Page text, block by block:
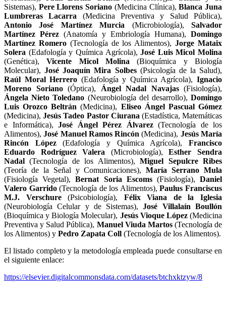
Sistemas), Pere Llorens Soriano (Medicina Clínica),Blanca Juna
Lumbreras Lacarra (Medicina Preventiva y Salud Pública),
Antonio José Martínez Murcia (Microbiología),Salvador
Martínez Pérez (Anatomía y Embriología Humana), Domingo
Martínez Romero(Tecnología de los Alimentos),Jorge Mataix
Solera (Edafología y Química Agrícola),José Luis Micol Molina
(Genética),Vicente Micol Molina (Bioquímica y Biología
Molecular),José Joaquín Mira Solbes(Psicología de la Salud),
Raúl Moral Herrero (Edafología y Química Agrícola),Ignacio
Moreno Soriano(Óptica), Ángel Nadal Navajas(Fisiología),
Ángela Nieto Toledano (Neurobiología del desarrollo),Domingo
Luis Orozco Beltrán (Medicina), Eliseo Ángel Pascual Gómez
(Medicina),Jesús Tadeo Pastor Ciurana (Estadística, Matemáticas
e Informática), José Ángel Pérez Álvarez(Tecnología de los
Alimentos),José Manuel Ramos Rincón (Medicina), Jesús María
Rincón López(Edafología y Química Agrícola),Francisco
Eduardo Rodríguez Valera (Microbiología),Esther Sendra
Nadal (Tecnología de los Alimentos),Miguel Sepulcre Ribes
(Teoría de la Señal y Comunicaciones),María Serrano Mula
(Fisiología Vegetal),Bernat Soria Escoms(Fisiología),Daniel
Valero Garrido(Tecnología de los Alimentos),Paulus Franciscus
M.J. Verschure(Psicobiología), Félix Viana de la Iglesia
(Neurobiología Celular y de Sistemas),José Villalaín Boullón
(Bioquímica y Biología Molecular), Jesús Vioque López(Medicina
Preventiva y Salud Pública), Manuel Viuda Martos(Tecnología de
los Alimentos) y Pedro Zapata Coll (Tecnología de los Alimentos).
El listado completo y la metodología empleada puede consultarse en
el siguiente enlace:
https://elsevier.digitalcommonsdata.com/datasets/btchxktzyw/8